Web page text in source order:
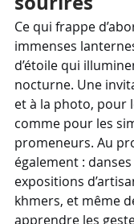
Ce qui frappe
immenses
d’étoile qui
nocturne. Une
et à la photo, pour
comme pour les
promeneurs. Au
également :
expositions
khmers, et même
apprendre les